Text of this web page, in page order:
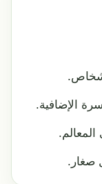
الإضافية.
صغار.